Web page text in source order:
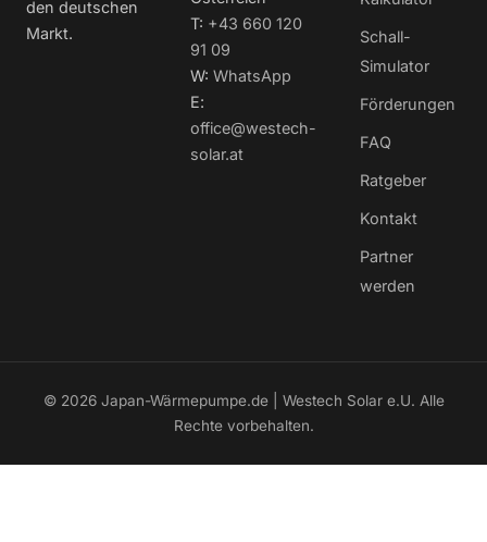
den deutschen
Markt.
T: +43 660 120
91 09
W: WhatsApp
E:
office@westech-
solar.at
Schall-
Simulator
Förderungen
FAQ
Ratgeber
Kontakt
Partner
werden
© 2026 Japan-Wärmepumpe.de | Westech Solar e.U. Alle
Rechte vorbehalten.